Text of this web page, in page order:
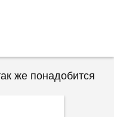
же понадобится